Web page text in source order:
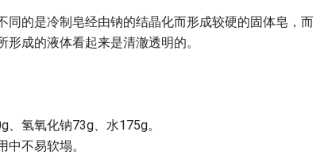
的是冷制皂经由钠的结晶化而形成较硬的固体皂，而
成的液体看起来是清澈透明的。
氢氧化钠73g、水175g。
不易软塌。